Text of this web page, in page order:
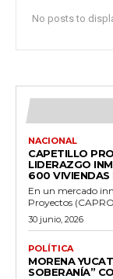
No posts to
NACIONAL
CAPETILLO
LIDERAZGO
600 VIVIENDAS
En un mercado
Proyectos
30 junio, 2026
POLÍTICA
MORENA
SOBERANÍA”